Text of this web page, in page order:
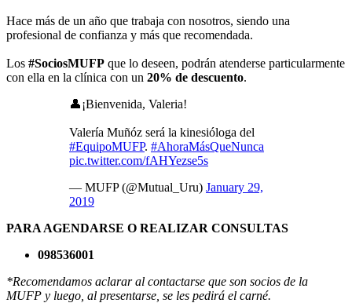
Hace más de un año que trabaja con nosotros, siendo una
profesional de confianza y más que recomendada.
Los #SociosMUFP que lo deseen, podrán atenderse particularmente
con ella en la clínica con un 20% de descuento.
👤¡Bienvenida, Valeria!
Valería Muñóz será la kinesióloga del
#EquipoMUFP. #AhoraMásQueNunca
pic.twitter.com/fAHYezse5s
— MUFP (@Mutual_Uru) January 29,
2019
PARA AGENDARSE O REALIZAR CONSULTAS
098536001
*Recomendamos aclarar al contactarse que son socios de la
MUFP y luego, al presentarse, se les pedirá el carné.